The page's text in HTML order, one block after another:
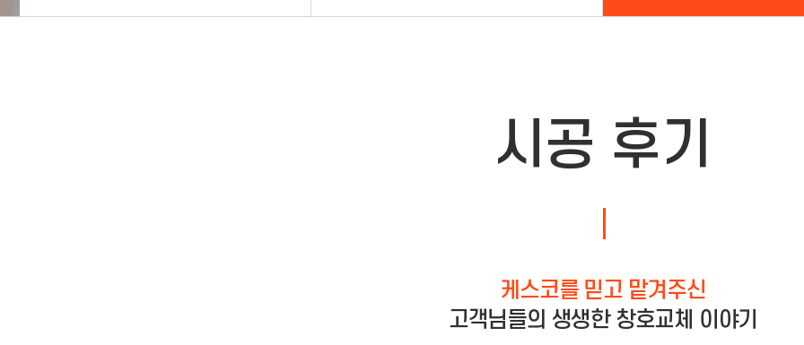
시공 후기
케스코를 믿고 맡겨주신
고객님들의 생생한 창호교체 이야기